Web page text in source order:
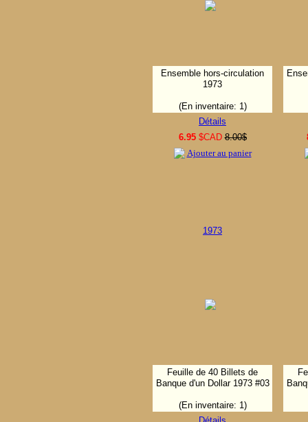
Ensemble hors-circulation
1973
(En inventaire: 1)
Détails
6.95$CAD 8.00$
Ajouter au panier
1973
Feuille de 40 Billets de
Banque d'un Dollar 1973 #03
(En inventaire: 1)